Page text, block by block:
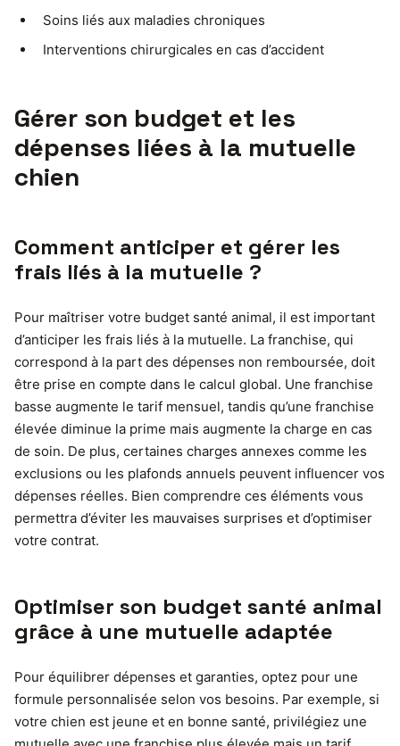
Soins liés aux maladies chroniques
Interventions chirurgicales en cas d’accident
Gérer son budget et les
dépenses liées à la mutuelle
chien
Comment anticiper et gérer les
frais liés à la mutuelle ?
Pour maîtriser votre budget santé animal, il est important
d’anticiper les frais liés à la mutuelle. La franchise, qui
correspond à la part des dépenses non remboursée, doit
être prise en compte dans le calcul global. Une franchise
basse augmente le tarif mensuel, tandis qu’une franchise
élevée diminue la prime mais augmente la charge en cas
de soin. De plus, certaines charges annexes comme les
exclusions ou les plafonds annuels peuvent influencer vos
dépenses réelles. Bien comprendre ces éléments vous
permettra d’éviter les mauvaises surprises et d’optimiser
votre contrat.
Optimiser son budget santé animal
grâce à une mutuelle adaptée
Pour équilibrer dépenses et garanties, optez pour une
formule personnalisée selon vos besoins. Par exemple, si
votre chien est jeune et en bonne santé, privilégiez une